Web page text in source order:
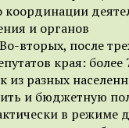
и органов
вторых, после
края: более
из разных
и бюджетную
в режиме